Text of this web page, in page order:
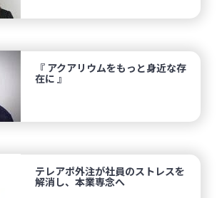
『 アクアリウムをもっと身近な存
在に 』
テレアポ外注が社員のストレスを
解消し、本業専念へ